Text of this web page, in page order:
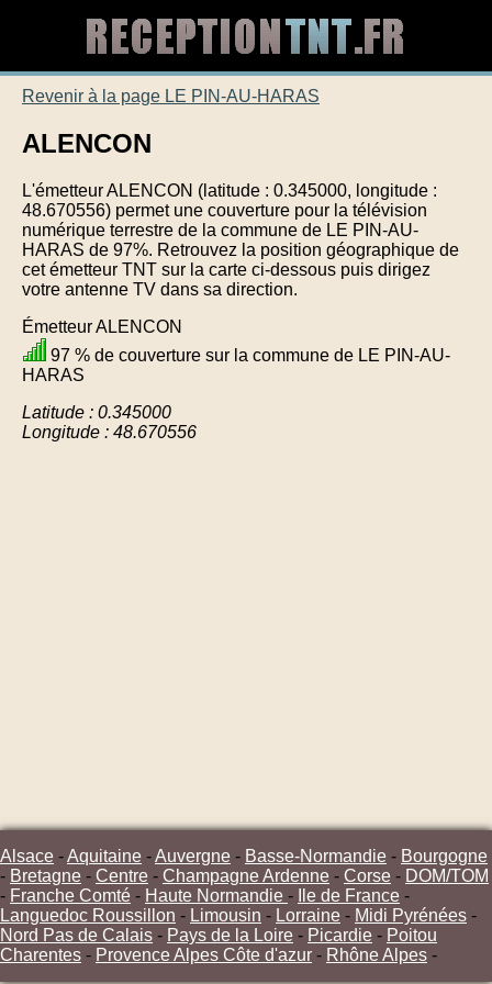
Revenir à la page LE PIN-AU-HARAS
ALENCON
L'émetteur ALENCON (latitude : 0.345000, longitude :
48.670556) permet une couverture pour la télévision
numérique terrestre de la commune de LE PIN-AU-
HARAS de 97%. Retrouvez la position géographique de
cet émetteur TNT sur la carte ci-dessous puis dirigez
votre antenne TV dans sa direction.
Émetteur ALENCON
97 % de couverture sur la commune de LE PIN-AU-
HARAS
Latitude : 0.345000
Longitude : 48.670556
Alsace -Aquitaine -Auvergne - Basse-Normandie - Bourgogne
- Bretagne - Centre - Champagne Ardenne - Corse - DOM/TOM
- Franche Comté - Haute Normandie - Ile de France -
Languedoc Roussillon - Limousin - Lorraine - Midi Pyrénées -
Nord Pas de Calais - Pays de la Loire - Picardie - Poitou
Charentes - Provence Alpes Côte d'azur - Rhône Alpes -